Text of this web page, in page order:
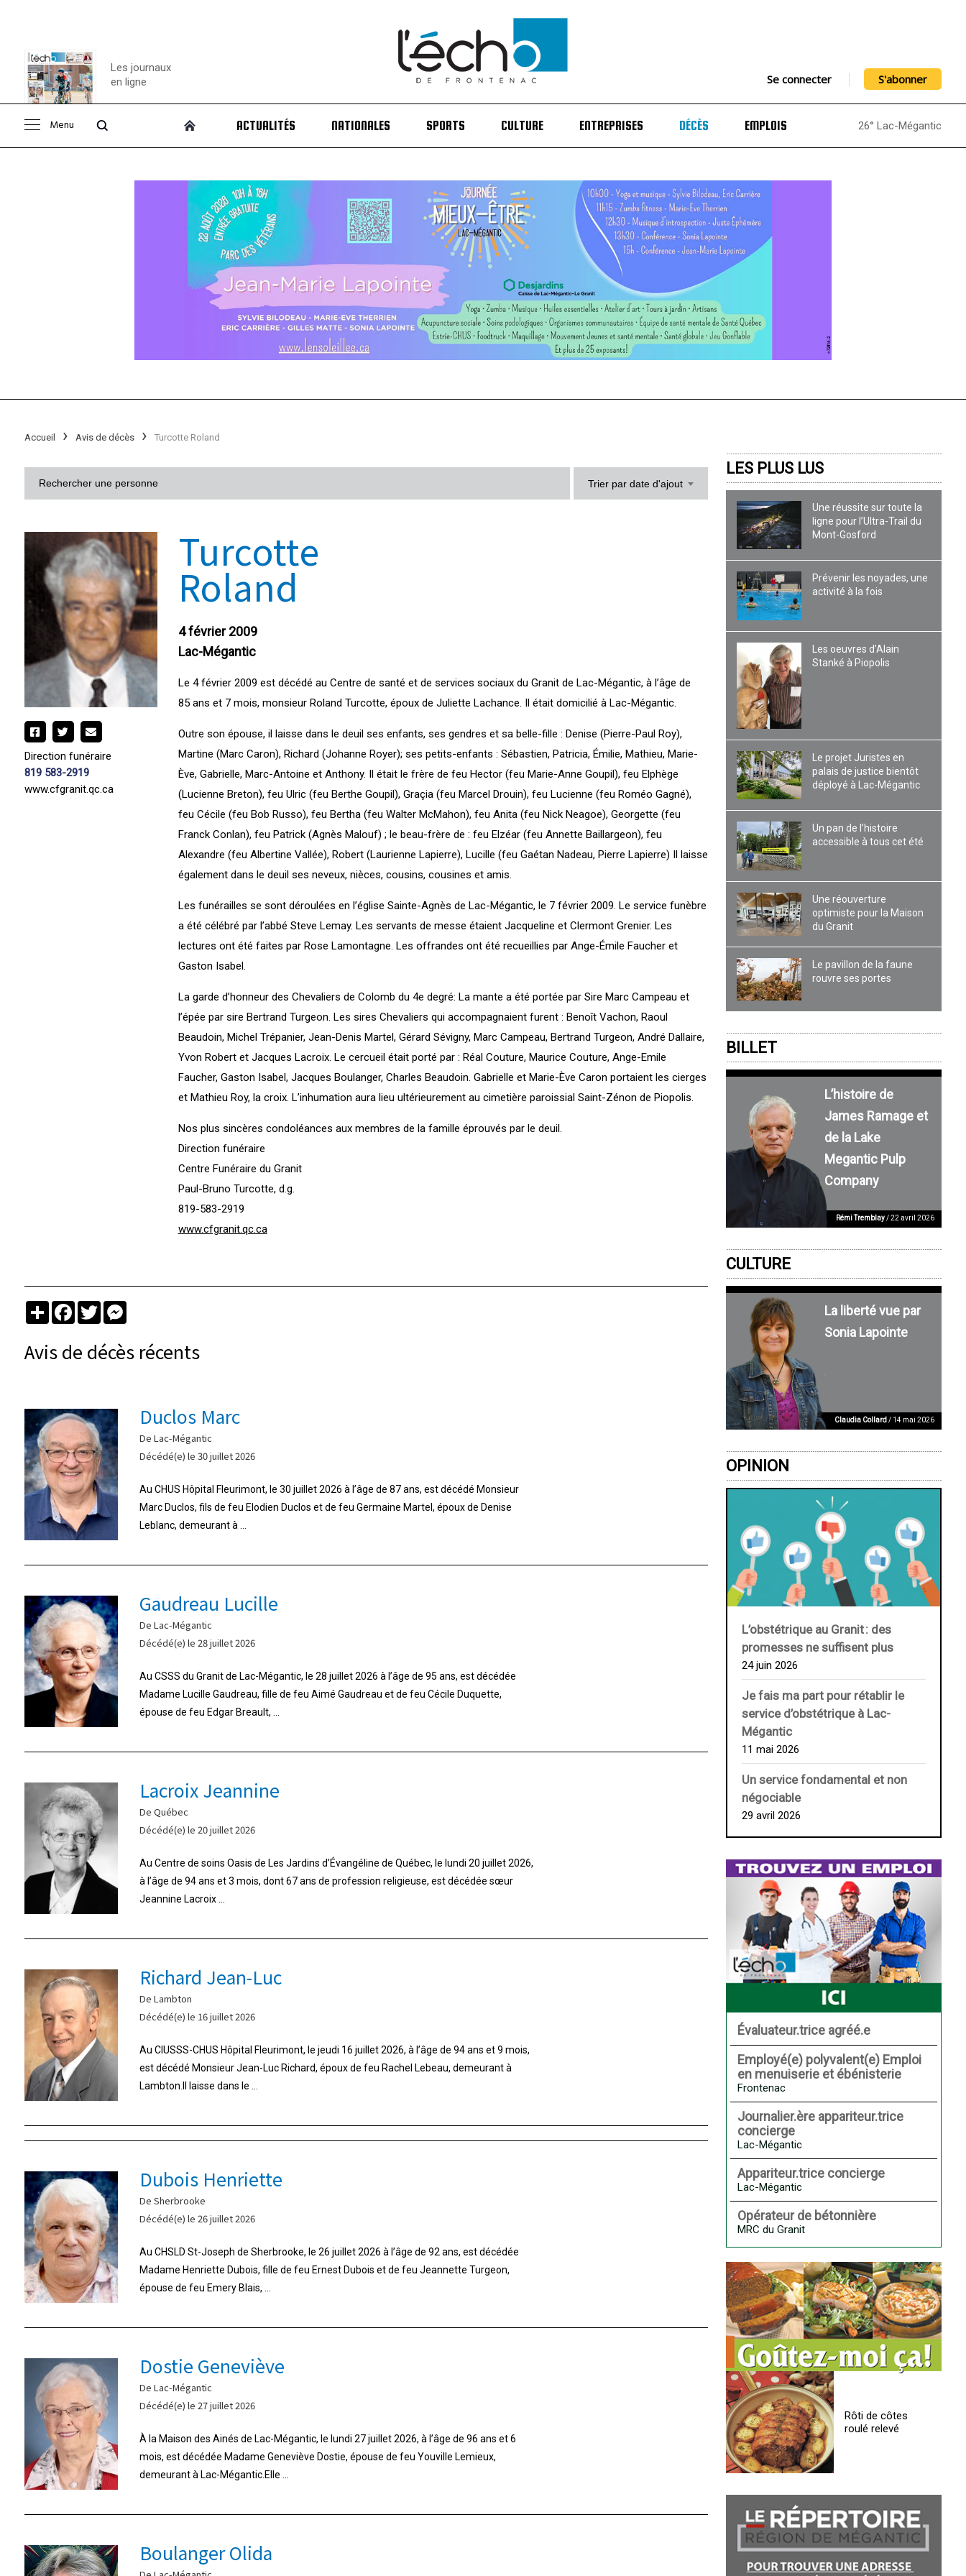
Consulter le
Les journaux
en ligne
Se connecter S'abonner
Menu ACTUALITÉS NATIONALES SPORTS CULTURE ENTREPRISES DÉCÈS EMPLOIS 26° Lac-Mégantic
Accueil Avis de décès Turcotte Roland
Trier par date d'ajout
Direction funéraire
819 583-2919
www.cfgranit.qc.ca
Turcotte
Roland
4 février 2009
Lac-Mégantic
Le 4 février 2009 est décédé au Centre de santé et de services sociaux du Granit de Lac-Mégantic, à l’âge de
85 ans et 7 mois, monsieur Roland Turcotte, époux de Juliette Lachance. Il était domicilié à Lac-Mégantic.
Outre son épouse, il laisse dans le deuil ses enfants, ses gendres et sa belle-fille : Denise (Pierre-Paul Roy),
Martine (Marc Caron), Richard (Johanne Royer); ses petits-enfants : Sébastien, Patricia, Émilie, Mathieu, Marie-
Ève, Gabrielle, Marc-Antoine et Anthony. Il était le frère de feu Hector (feu Marie-Anne Goupil), feu Elphège
(Lucienne Breton), feu Ulric (feu Berthe Goupil), Graçia (feu Marcel Drouin), feu Lucienne (feu Roméo Gagné),
feu Cécile (feu Bob Russo), feu Bertha (feu Walter McMahon), feu Anita (feu Nick Neagoe), Georgette (feu
Franck Conlan), feu Patrick (Agnès Malouf) ; le beau-frère de : feu Elzéar (feu Annette Baillargeon), feu
Alexandre (feu Albertine Vallée), Robert (Laurienne Lapierre), Lucille (feu Gaétan Nadeau, Pierre Lapierre) Il laisse
également dans le deuil ses neveux, nièces, cousins, cousines et amis.
Les funérailles se sont déroulées en l’église Sainte-Agnès de Lac-Mégantic, le 7 février 2009. Le service funèbre
a été célébré par l’abbé Steve Lemay. Les servants de messe étaient Jacqueline et Clermont Grenier. Les
lectures ont été faites par Rose Lamontagne. Les offrandes ont été recueillies par Ange-Émile Faucher et
Gaston Isabel.
La garde d’honneur des Chevaliers de Colomb du 4e degré: La mante a été portée par Sire Marc Campeau et
l’épée par sire Bertrand Turgeon. Les sires Chevaliers qui accompagnaient furent : Benoît Vachon, Raoul
Beaudoin, Michel Trépanier, Jean-Denis Martel, Gérard Sévigny, Marc Campeau, Bertrand Turgeon, André Dallaire,
Yvon Robert et Jacques Lacroix. Le cercueil était porté par : Réal Couture, Maurice Couture, Ange-Emile
Faucher, Gaston Isabel, Jacques Boulanger, Charles Beaudoin. Gabrielle et Marie-Ève Caron portaient les cierges
et Mathieu Roy, la croix. L’inhumation aura lieu ultérieurement au cimetière paroissial Saint-Zénon de Piopolis.
Nos plus sincères condoléances aux membres de la famille éprouvés par le deuil.
Direction funéraire
Centre Funéraire du Granit
Paul-Bruno Turcotte, d.g.
819-583-2919
www.cfgranit.qc.ca
PartagerFacebook
TwitterMessenger
Avis de décès récents
Duclos Marc
De Lac-Mégantic
Décédé(e) le 30 juillet 2026
Au CHUS Hôpital Fleurimont, le 30 juillet 2026 à l’âge de 87 ans, est décédé Monsieur
Marc Duclos, fils de feu Elodien Duclos et de feu Germaine Martel, époux de Denise
Leblanc, demeurant à ...
Gaudreau Lucille
De Lac-Mégantic
Décédé(e) le 28 juillet 2026
Au CSSS du Granit de Lac-Mégantic, le 28 juillet 2026 à l’âge de 95 ans, est décédée
Madame Lucille Gaudreau, fille de feu Aimé Gaudreau et de feu Cécile Duquette,
épouse de feu Edgar Breault, ...
Lacroix Jeannine
De Québec
Décédé(e) le 20 juillet 2026
Au Centre de soins Oasis de Les Jardins d’Évangéline de Québec, le lundi 20 juillet 2026,
à l’âge de 94 ans et 3 mois, dont 67 ans de profession religieuse, est décédée sœur
Jeannine Lacroix ...
Richard Jean-Luc
De Lambton
Décédé(e) le 16 juillet 2026
Au CIUSSS-CHUS Hôpital Fleurimont, le jeudi 16 juillet 2026, à l’âge de 94 ans et 9 mois,
est décédé Monsieur Jean-Luc Richard, époux de feu Rachel Lebeau, demeurant à
Lambton.Il laisse dans le ...
Dubois Henriette
De Sherbrooke
Décédé(e) le 26 juillet 2026
Au CHSLD St-Joseph de Sherbrooke, le 26 juillet 2026 à l’âge de 92 ans, est décédée
Madame Henriette Dubois, fille de feu Ernest Dubois et de feu Jeannette Turgeon,
épouse de feu Emery Blais, ...
Dostie Geneviève
De Lac-Mégantic
Décédé(e) le 27 juillet 2026
À la Maison des Ainés de Lac-Mégantic, le lundi 27 juillet 2026, à l’âge de 96 ans et 6
mois, est décédée Madame Geneviève Dostie, épouse de feu Youville Lemieux,
demeurant à Lac-Mégantic.Elle ...
Boulanger Olida
LES PLUS LUS
Une réussite sur toute la
ligne pour l’Ultra-Trail du
Mont-Gosford
Prévenir les noyades, une
activité à la fois
Les oeuvres d’Alain
Stanké à Piopolis
Le projet Juristes en
palais de justice bientôt
déployé à Lac-Mégantic
Un pan de l’histoire
accessible à tous cet été
Une réouverture
optimiste pour la Maison
du Granit
Le pavillon de la faune
rouvre ses portes
BILLET
L’histoire de
James Ramage et
de la Lake
Megantic Pulp
Company
Rémi Tremblay/ 22 avril 2026
CULTURE
La liberté vue par
Sonia Lapointe
Claudia Collard/ 14 mai 2026
OPINION
L’obstétrique au ­Granit : des
promesses ne suffisent plus
24 juin 2026
Je fais ma part pour rétablir le
service d’obstétrique à Lac-
Mégantic
11 mai 2026
Un service fondamental et non
négociable
29 avril 2026
Évaluateur.trice agréé.e
Employé(e) polyvalent(e) Emploi
en menuiserie et ébénisterie
Frontenac
Journalier.ère appariteur.trice
concierge
Lac-Mégantic
Appariteur.trice concierge
Lac-Mégantic
Opérateur de bétonnière
MRC du Granit
Rôti de côtes
roulé relevé